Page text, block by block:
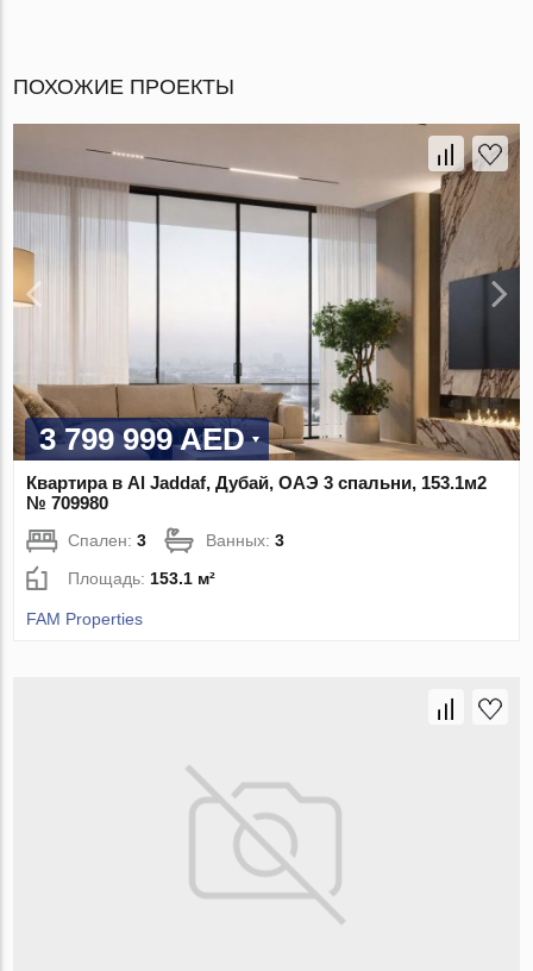
ПОХОЖИЕ ПРОЕКТЫ
3 799 999 AED
Квартира в Al Jaddaf, Дубай, ОАЭ 3 спальни, 153.1м2
№ 709980
Спален:3 Ванных:3
Площадь:153.1 м²
FAM Properties